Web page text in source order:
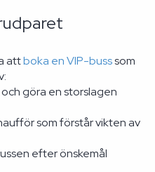
attboka en VIP-busssom
göra en storslagen
som förstår vikten av
efter önskemål